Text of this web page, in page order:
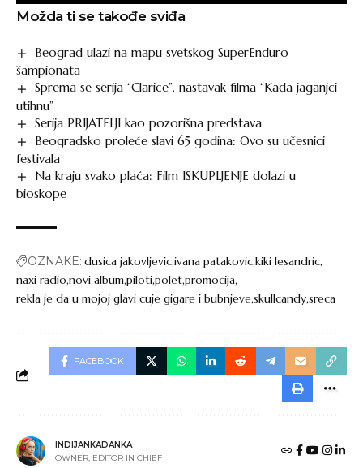
Možda ti se takođe sviđa
Beograd ulazi na mapu svetskog SuperEnduro
šampionata
Sprema se serija “Clarice”, nastavak filma “Kada jaganjci
utihnu”
Serija PRIJATELJI kao pozorišna predstava
Beogradsko proleće slavi 65 godina: Ovo su učesnici
festivala
Na kraju svako plaća: Film ISKUPLJENJE dolazi u
bioskope
OZNAKE: dusica jakovljevicivana patakovickiki lesandric
naxi radio novi albumpilotipoletpromocija
rekla je da u mojoj glavi cuje gigare i bubnjeveskullcandysreca
FACEBOOK
INDIJANKADANKA
OWNER, EDITOR IN CHIEF